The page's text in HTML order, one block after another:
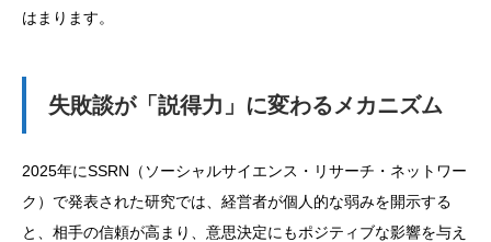
はまります。
失敗談が「説得力」に変わるメカニズム
2025年にSSRN（ソーシャルサイエンス・リサーチ・ネットワー
ク）で発表された研究では、経営者が個人的な弱みを開示する
と、相手の信頼が高まり、意思決定にもポジティブな影響を与え